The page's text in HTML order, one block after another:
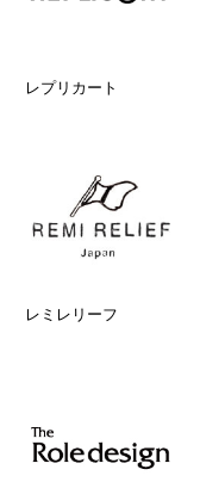
レプリカート
レミレリーフ